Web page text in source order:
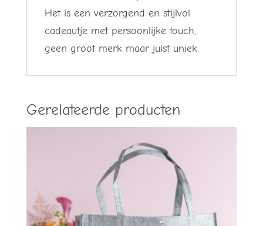
Het is een verzorgend en stijlvol
cadeautje met persoonlijke touch,
geen groot merk maar juist uniek.
Gerelateerde producten